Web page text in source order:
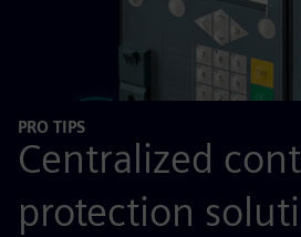
PRO TIPS
Centralized
protection